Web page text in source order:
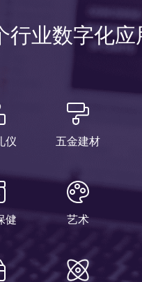
行业数字化
仪 五金建材
健 艺术